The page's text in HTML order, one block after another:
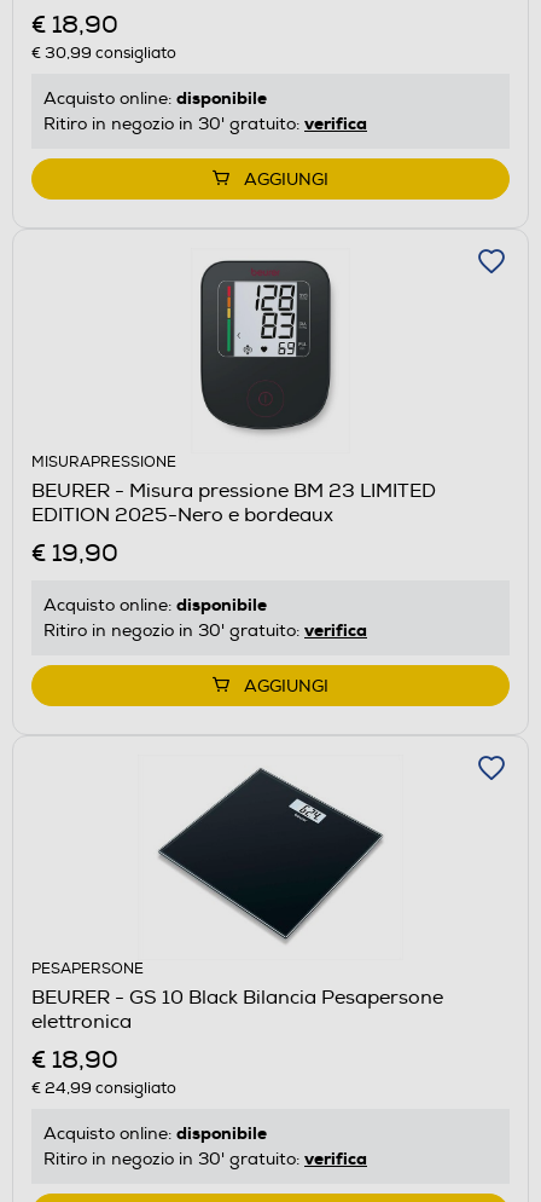
€ 18,90
€ 30,99 consigliato
Acquisto online: disponibile
Ritiro in negozio in 30' gratuito: verifica
AGGIUNGI
MISURAPRESSIONE
BEURER - Misura pressione BM 23 LIMITED
EDITION 2025-Nero e bordeaux
€ 19,90
Acquisto online: disponibile
Ritiro in negozio in 30' gratuito: verifica
AGGIUNGI
PESAPERSONE
BEURER - GS 10 Black Bilancia Pesapersone
elettronica
€ 18,90
€ 24,99 consigliato
Acquisto online: disponibile
Ritiro in negozio in 30' gratuito: verifica